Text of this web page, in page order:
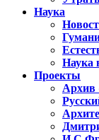
Наука
Наука
Проекты
Архив